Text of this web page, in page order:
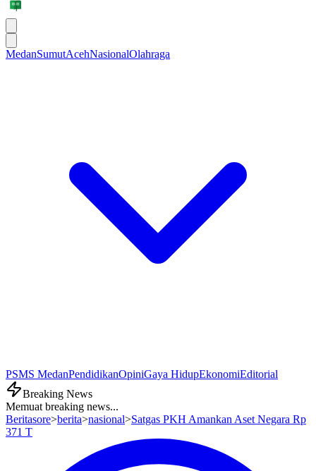
MedanSumutAcehNasionalOlahraga
PSMS MedanPendidikanOpiniGaya HidupEkonomiEditorial
Breaking News
Memuat breaking news...
Beritasore>berita>nasional>Satgas PKH Amankan Aset Negara Rp
371 T